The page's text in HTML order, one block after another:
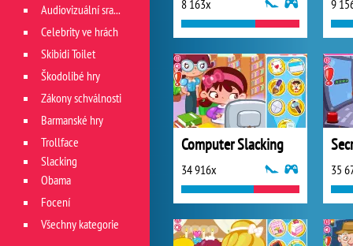
8 163x 9
Computer Slacking
34 916x 35
Audiovizuální srandičky
Celebrity ve hrách
Skibidi Toilet
Škodolibé hry
Zákony schválnosti
Barmanské hry
Trollface
Slacking
Obama
Focení
Všechny kategorie